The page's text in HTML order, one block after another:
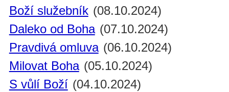
Boží služebník (08.10.2024)
Daleko od Boha (07.10.2024)
Pravdivá omluva (06.10.2024)
Milovat Boha (05.10.2024)
S vůlí Boží (04.10.2024)